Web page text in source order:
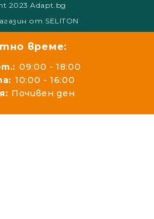
2023 Adapt.bg
от SELITON
време:
09:00 - 18:00
10:00 - 16:00
Почивен ден